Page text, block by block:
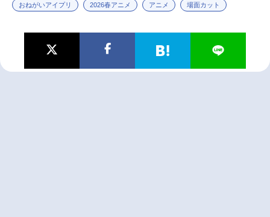
おねがいアイプリ 2026春アニメ アニメ 場面カット